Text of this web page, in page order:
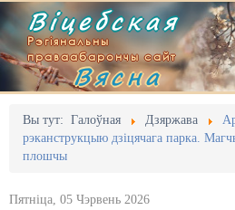
Віцебская
Рэгіянальны
праваабарончы сайт
Вясна
Вы тут: Галоўная Дзяржава
рэканструкцыю дзіцячага парка.
плошчы
Пятніца, 05 Чэрвень 2026
Галоўная
Адміністрацыйны перасьлед
Акцыі
Выданьні
Відэа